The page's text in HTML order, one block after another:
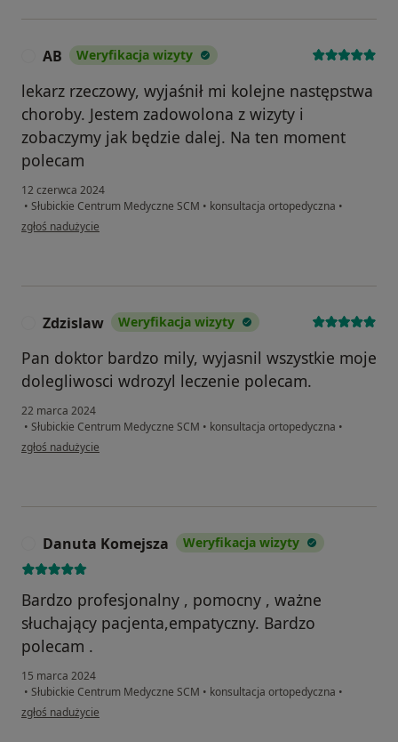
AB Weryfikacja wizyty
lekarz rzeczowy, wyjaśnił mi kolejne następstwa
choroby. Jestem zadowolona z wizyty i
zobaczymy jak będzie dalej. Na ten moment
polecam
12 czerwca 2024
• Słubickie Centrum Medyczne SCM • konsultacja ortopedyczna •
w opinii użytkownika AB
zgłoś nadużycie
Zdzislaw Weryfikacja wizyty
Pan doktor bardzo mily, wyjasnil wszystkie moje
dolegliwosci wdrozyl leczenie polecam.
22 marca 2024
• Słubickie Centrum Medyczne SCM • konsultacja ortopedyczna •
w opinii użytkownika Zdzislaw
zgłoś nadużycie
Danuta Komejsza Weryfikacja wizyty
Bardzo profesjonalny , pomocny , ważne
słuchający pacjenta,empatyczny. Bardzo
polecam .
15 marca 2024
• Słubickie Centrum Medyczne SCM • konsultacja ortopedyczna •
w opinii użytkownika Danuta Komejsza
zgłoś nadużycie